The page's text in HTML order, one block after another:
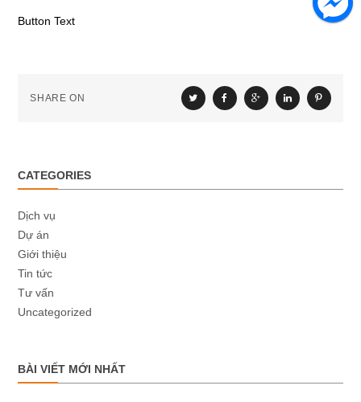
Button Text
SHARE ON
CATEGORIES
Dịch vụ
Dự án
Giới thiệu
Tin tức
Tư vấn
Uncategorized
BÀI VIẾT MỚI NHẤT